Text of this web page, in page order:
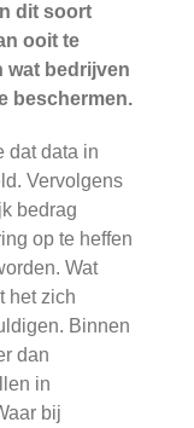
dit soort
ooit te
wat bedrijven
beschermen.
dat data in
Vervolgens
bedrag
op te heffen
Wat
het zich
Binnen
dan
in
bij